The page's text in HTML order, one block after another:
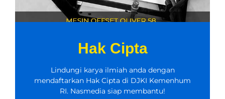
Hak Cipta
Lindungi karya ilmiah anda dengan
mendaftarkan Hak Cipta di DJKI Kemenhum
RI. Nasmedia siap membantu!